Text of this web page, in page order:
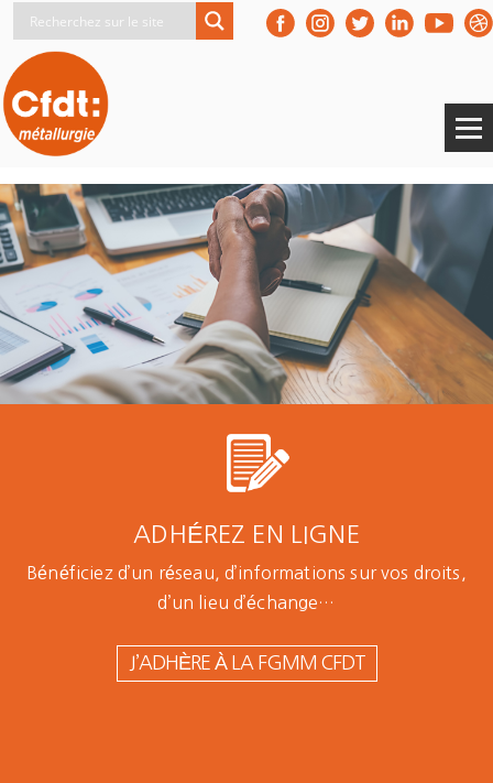
ADHÉREZ EN LIGNE
Bénéficiez d’un réseau, d’informations sur vos droits,
d’un lieu d’échange…
J’ADHÈRE À LA FGMM CFDT